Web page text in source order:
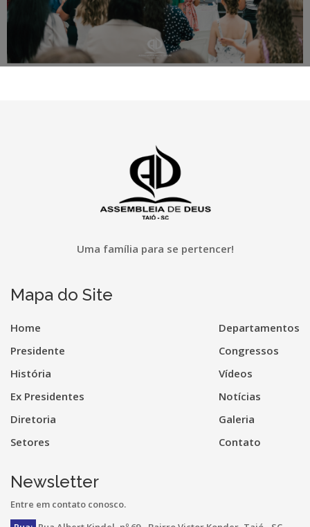
Uma família para se pertencer!
Mapa do Site
Home
Presidente
História
Ex Presidentes
Diretoria
Setores
Departamentos
Congressos
Vídeos
Notícias
Galeria
Contato
Newsletter
Entre em contato conosco.